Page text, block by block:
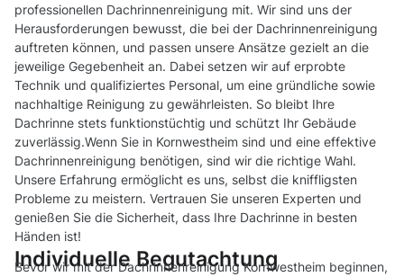
professionellen Dachrinnenreinigung mit. Wir sind uns der
Herausforderungen bewusst, die bei der Dachrinnenreinigung
auftreten können, und passen unsere Ansätze gezielt an die
jeweilige Gegebenheit an. Dabei setzen wir auf erprobte
Technik und qualifiziertes Personal, um eine gründliche sowie
nachhaltige Reinigung zu gewährleisten. So bleibt Ihre
Dachrinne stets funktionstüchtig und schützt Ihr Gebäude
zuverlässig.Wenn Sie in Kornwestheim sind und eine effektive
Dachrinnenreinigung benötigen, sind wir die richtige Wahl.
Unsere Erfahrung ermöglicht es uns, selbst die kniffligsten
Probleme zu meistern. Vertrauen Sie unseren Experten und
genießen Sie die Sicherheit, dass Ihre Dachrinne in besten
Händen ist!
Individuelle Begutachtung
Bevor wir mit der Dachrinnenreinigung Kornwestheim beginnen,